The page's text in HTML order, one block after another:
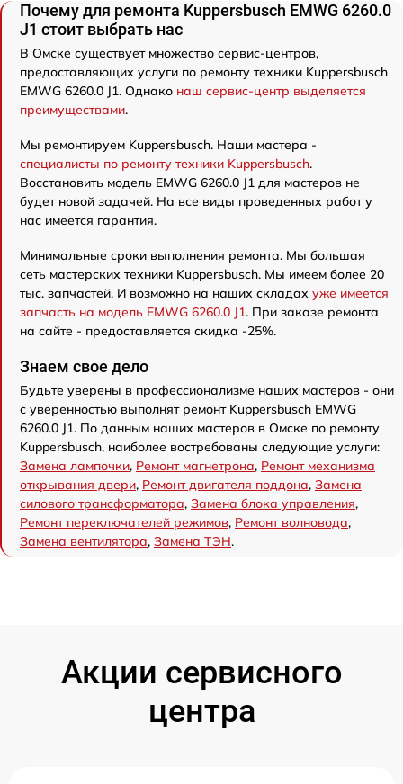
Почему для ремонта Kuppersbusch EMWG 6260.0
J1 стоит выбрать нас
В Омске существует множество сервис-центров,
предоставляющих услуги по ремонту техники Kuppersbusch
EMWG 6260.0 J1. Однако наш сервис-центр выделяется
преимуществами.
Мы ремонтируем Kuppersbusch. Наши мастера -
специалисты по ремонту техники Kuppersbusch.
Восстановить модель EMWG 6260.0 J1 для мастеров не
будет новой задачей. На все виды проведенных работ у
нас имеется гарантия.
Минимальные сроки выполнения ремонта. Мы большая
сеть мастерских техники Kuppersbusch. Мы имеем более 20
тыс. запчастей. И возможно на наших складах уже имеется
запчасть на модель EMWG 6260.0 J1. При заказе ремонта
на сайте - предоставляется скидка -25%.
Знаем свое дело
Будьте уверены в профессионализме наших мастеров - они
с уверенностью выполнят ремонт Kuppersbusch EMWG
6260.0 J1. По данным наших мастеров в Омске по ремонту
Kuppersbusch, наиболее востребованы следующие услуги:
Замена лампочки, Ремонт магнетрона, Ремонт механизма
открывания двери, Ремонт двигателя поддона, Замена
силового трансформатора, Замена блока управления,
Ремонт переключателей режимов, Ремонт волновода,
Замена вентилятора, Замена ТЭН.
Акции сервисного
центра